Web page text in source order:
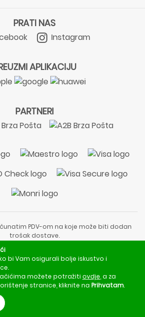
PRATI NAS
Instagram
APLIKACIJU
PARTNERI
PDV-om na koje može biti dodan
trošak dostave.
ili savjet farmaceuta.
opreza, rizicima i nuspojavama
svom liječniku ili farmaceutu.
| ApotekaViva24 | Sva prava zadržava
bi Vam osigurali bolje iskustvo i
možete potražiti ovdje , a za
stranice, kliknite na Prihvatam.